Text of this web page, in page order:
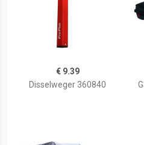
€ 9.39
Disselweger 360840